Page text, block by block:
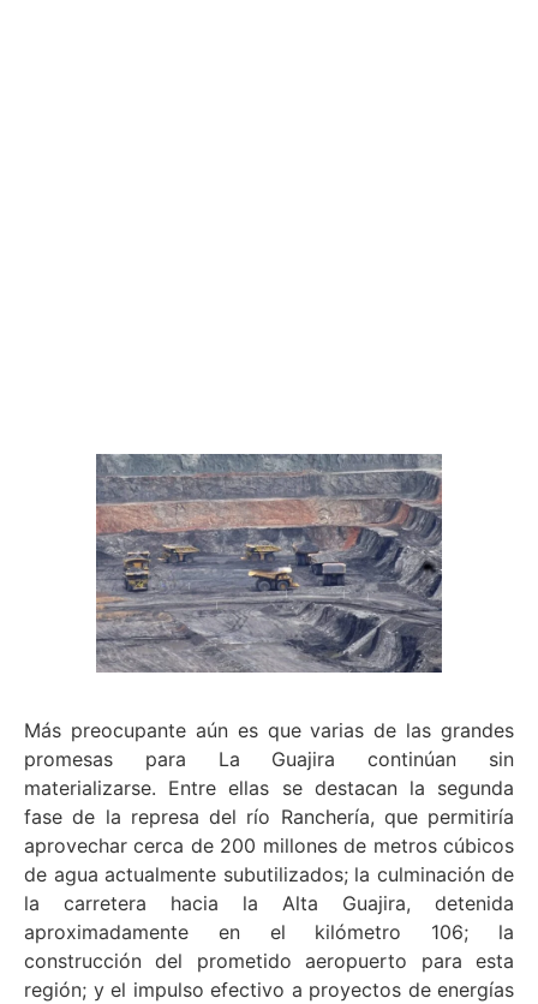
Más preocupante aún es que varias de las grandes
promesas para La Guajira continúan sin
materializarse. Entre ellas se destacan la segunda
fase de la represa del río Ranchería, que permitiría
aprovechar cerca de 200 millones de metros cúbicos
de agua actualmente subutilizados; la culminación de
la carretera hacia la Alta Guajira, detenida
aproximadamente en el kilómetro 106; la
construcción del prometido aeropuerto para esta
región; y el impulso efectivo a proyectos de energías